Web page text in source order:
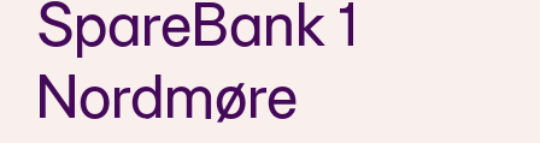
SpareBank 1
Nordmøre